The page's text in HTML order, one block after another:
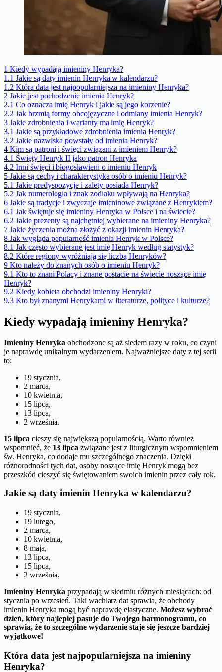
1 Kiedy wypadają imieniny Henryka?
1.1 Jakie są daty imienin Henryka w kalendarzu?
1.2 Która data jest najpopularniejsza na imieniny Henryka?
2 Jakie jest pochodzenie imienia Henryk?
2.1 Co oznacza imię Henryk i jakie są jego korzenie?
2.2 Jak brzmią formy obcojęzyczne i odmiany imienia Henryk?
3 Jakie zdrobnienia i warianty ma imię Henryk?
3.1 Jakie są przykładowe zdrobnienia imienia Henryk?
3.2 Jakie nazwiska powstały od imienia Henryk?
4 Kim są patroni i święci związani z imieniem Henryk?
4.1 Święty Henryk II jako patron Henryka
4.2 Inni święci i błogosławieni o imieniu Henryk
5 Jakie są cechy i charakterystyka osób o imieniu Henryk?
5.1 Jakie predyspozycje i zalety posiada Henryk?
5.2 Jak numerologia i znak zodiaku wpływają na Henryka?
6 Jakie są tradycje i zwyczaje imieninowe związane z Henrykiem?
6.1 Jak świętuje się imieniny Henryka w Polsce i na świecie?
6.2 Jakie prezenty są najchętniej wybierane na imieniny Henryka?
7 Jakie życzenia można złożyć z okazji imienin Henryka?
8 Jak wygląda popularność imienia Henryk w Polsce?
8.1 Jak często wybierane jest imię Henryk według statystyk?
8.2 Które regiony wyróżniają się liczbą Henryków?
9 Kto należy do znanych osób o imieniu Henryk?
9.1 Kto to znani Polacy i znane postacie na świecie noszące imię
Henryk?
9.2 Kiedy kobieta obchodzi imieniny Henryki?
9.3 Kto był znanymi Henrykami w literaturze, polityce i kulturze?
Kiedy wypadają imieniny Henryka?
Imieniny Henryka obchodzone są aż siedem razy w roku, co czyni
je naprawdę unikalnym wydarzeniem. Najważniejsze daty z tej serii
to:
19 stycznia,
2 marca,
10 kwietnia,
15 lipca,
13 lipca,
2 września.
15 lipca cieszy się największą popularnością. Warto również
wspomnieć, że 13 lipca związane jest z liturgicznym wspomnieniem
św. Henryka, co dodaje mu szczególnego znaczenia. Dzięki
różnorodności tych dat, osoby noszące imię Henryk mogą bez
przeszkód cieszyć się świętowaniem swoich imienin przez cały rok.
Jakie są daty imienin Henryka w kalendarzu?
19 stycznia,
19 lutego,
2 marca,
10 kwietnia,
8 maja,
13 lipca,
15 lipca,
2 września.
Imieniny Henryka przypadają w siedmiu różnych miesiącach: od
stycznia po wrzesień. Taki wachlarz dat sprawia, że obchody
imienin Henryka mogą być naprawdę elastyczne. Możesz wybrać
dzień, który najlepiej pasuje do Twojego harmonogramu, co
sprawia, że to szczególne wydarzenie staje się jeszcze bardziej
wyjątkowe!
Która data jest najpopularniejsza na imieniny
Henryka?